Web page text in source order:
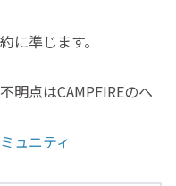
に準じます。
明点はCAMPFIREのヘ
ュニティ